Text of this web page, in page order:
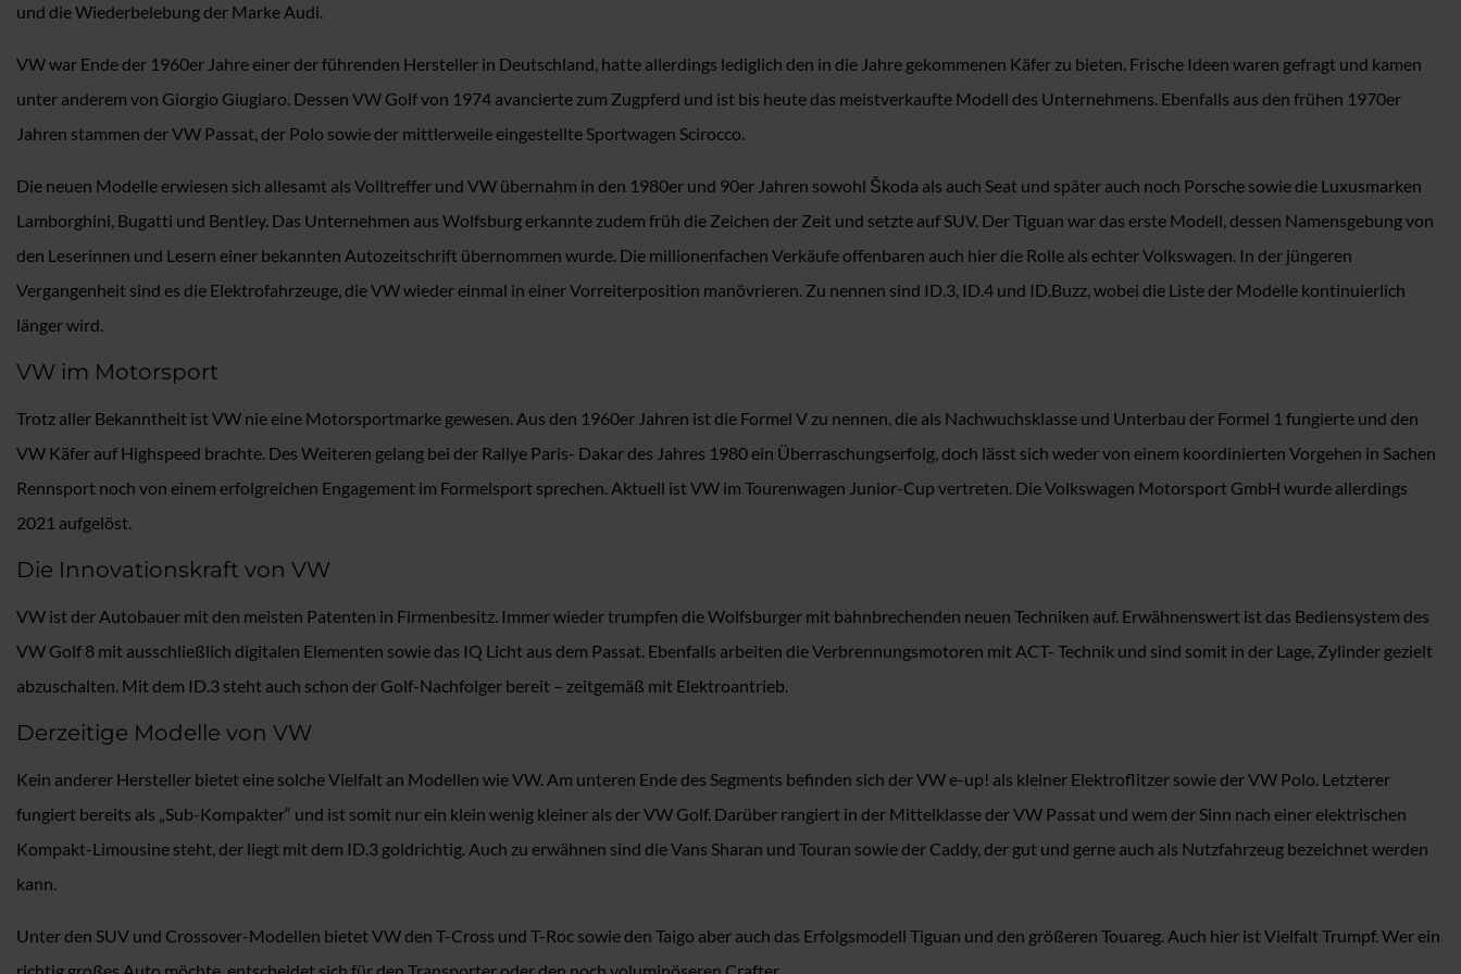
und die Wiederbelebung der Marke Audi.
VW war Ende der 1960er Jahre einer der führenden Hersteller in Deutschland, hatte allerdings lediglich den in die Jahre gekommenen Käfer zu bieten. Frische Ideen waren gefragt und kamen
unter anderem von Giorgio Giugiaro. Dessen VW Golf von 1974 avancierte zum Zugpferd und ist bis heute das meistverkaufte Modell des Unternehmens. Ebenfalls aus den frühen 1970er
Jahren stammen der VW Passat, der Polo sowie der mittlerweile eingestellte Sportwagen Scirocco.
Die neuen Modelle erwiesen sich allesamt als Volltreffer und VW übernahm in den 1980er und 90er Jahren sowohl Škoda als auch Seat und später auch noch Porsche sowie die Luxusmarken
Lamborghini, Bugatti und Bentley. Das Unternehmen aus Wolfsburg erkannte zudem früh die Zeichen der Zeit und setzte auf SUV. Der Tiguan war das erste Modell, dessen Namensgebung von
den Leserinnen und Lesern einer bekannten Autozeitschrift übernommen wurde. Die millionenfachen Verkäufe offenbaren auch hier die Rolle als echter Volkswagen. In der jüngeren
Vergangenheit sind es die Elektrofahrzeuge, die VW wieder einmal in einer Vorreiterposition manövrieren. Zu nennen sind ID.3, ID.4 und ID.Buzz, wobei die Liste der Modelle kontinuierlich
länger wird.
VW im Motorsport
Trotz aller Bekanntheit ist VW nie eine Motorsportmarke gewesen. Aus den 1960er Jahren ist die Formel V zu nennen, die als Nachwuchsklasse und Unterbau der Formel 1 fungierte und den
VW Käfer auf Highspeed brachte. Des Weiteren gelang bei der Rallye Paris- Dakar des Jahres 1980 ein Überraschungserfolg, doch lässt sich weder von einem koordinierten Vorgehen in Sachen
Rennsport noch von einem erfolgreichen Engagement im Formelsport sprechen. Aktuell ist VW im Tourenwagen Junior-Cup vertreten. Die Volkswagen Motorsport GmbH wurde allerdings
2021 aufgelöst.
Die Innovationskraft von VW
VW ist der Autobauer mit den meisten Patenten in Firmenbesitz. Immer wieder trumpfen die Wolfsburger mit bahnbrechenden neuen Techniken auf. Erwähnenswert ist das Bediensystem des
VW Golf 8 mit ausschließlich digitalen Elementen sowie das IQ Licht aus dem Passat. Ebenfalls arbeiten die Verbrennungsmotoren mit ACT- Technik und sind somit in der Lage, Zylinder gezielt
abzuschalten. Mit dem ID.3 steht auch schon der Golf-Nachfolger bereit – zeitgemäß mit Elektroantrieb.
Derzeitige Modelle von VW
Kein anderer Hersteller bietet eine solche Vielfalt an Modellen wie VW. Am unteren Ende des Segments befinden sich der VW e-up! als kleiner Elektroflitzer sowie der VW Polo. Letzterer
fungiert bereits als „Sub-Kompakter“ und ist somit nur ein klein wenig kleiner als der VW Golf. Darüber rangiert in der Mittelklasse der VW Passat und wem der Sinn nach einer elektrischen
Kompakt-Limousine steht, der liegt mit dem ID.3 goldrichtig. Auch zu erwähnen sind die Vans Sharan und Touran sowie der Caddy, der gut und gerne auch als Nutzfahrzeug bezeichnet werden
kann.
Unter den SUV und Crossover-Modellen bietet VW den T-Cross und T-Roc sowie den Taigo aber auch das Erfolgsmodell Tiguan und den größeren Touareg. Auch hier ist Vielfalt Trumpf. Wer ein